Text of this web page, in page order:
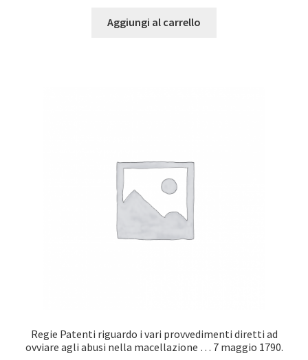
Aggiungi al carrello
Regie Patenti riguardo i vari provvedimenti diretti ad
ovviare agli abusi nella macellazione … 7 maggio 1790.